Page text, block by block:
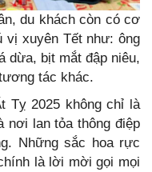
du khách còn có cơ
vị xuyên Tết như: ông
dừa, bịt mắt đập niêu,
tác khác.
Tỵ 2025 không chỉ là
nơi lan tỏa thông điệp
Những sắc hoa rực
là lời mời gọi mọi